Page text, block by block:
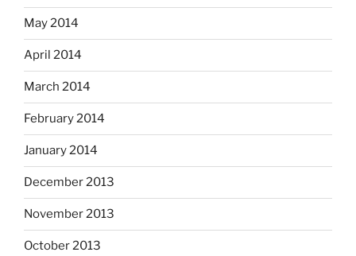
May 2014
April 2014
March 2014
February 2014
January 2014
December 2013
November 2013
October 2013